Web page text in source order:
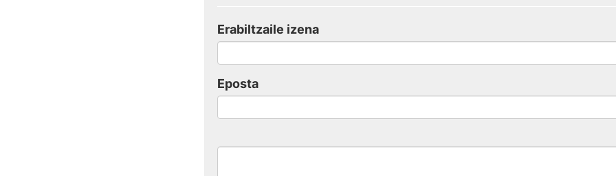
Erabiltzaile izena
Eposta